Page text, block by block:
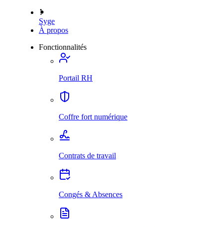
Syge
À propos
Fonctionnalités
Portail RH
Coffre fort numérique
Contrats de travail
Congés & Absences